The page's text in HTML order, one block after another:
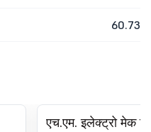
60.73
एच.एम. इलेक्ट्रो मेक